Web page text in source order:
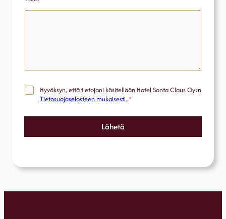
T
t
ä
t
Hyväksyn, että tietojani käsitellään Hotel Santa Claus Oy:n
Tietosuojaselosteen mukaisesti. *
Lähetä